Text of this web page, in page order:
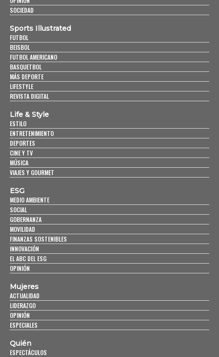
SOCIEDAD
Sports Illustrated
FUTBOL
BEISBOL
FUTBOL AMERICANO
BASQUETBOL
MÁS DEPORTE
LIFESTYLE
REVISTA DIGITAL
Life & Style
ESTILO
ENTRETENIMIENTO
DEPORTES
CINE Y TV
MÚSICA
VIAJES Y GOURMET
ESG
MEDIO AMBIENTE
SOCIAL
GOBERNANZA
MOVILIDAD
FINANZAS SOSTENIBLES
INNOVACIÓN
EL ABC DEL ESG
OPINIÓN
Mujeres
ACTUALIDAD
LIDERAZGO
OPINIÓN
ESPECIALES
Quién
ESPECTÁCULOS